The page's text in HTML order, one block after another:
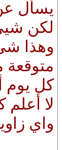
يسأل
لكن
وهذا
متوقعة
كل يوم
لا أعلم
واي